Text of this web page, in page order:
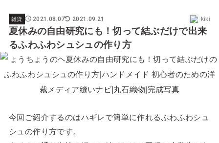
雑貨 2021.08.07 2021.09.21 kiki
夏休みの自由研究にも！切って結ぶだけで出来
るふわふわシュシュの作り方
今回ご紹介するのはハギレで簡単に作れるふわふわシュ
シュの作り方です。